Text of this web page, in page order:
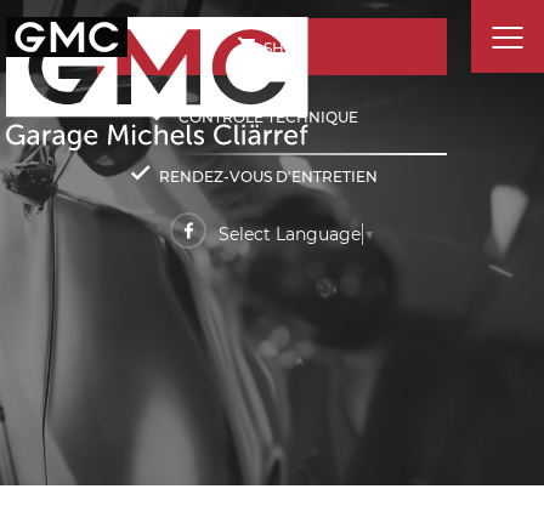
SHOP
CONTRÔLE TECHNIQUE
RENDEZ-VOUS D'ENTRETIEN
Select Language ▼